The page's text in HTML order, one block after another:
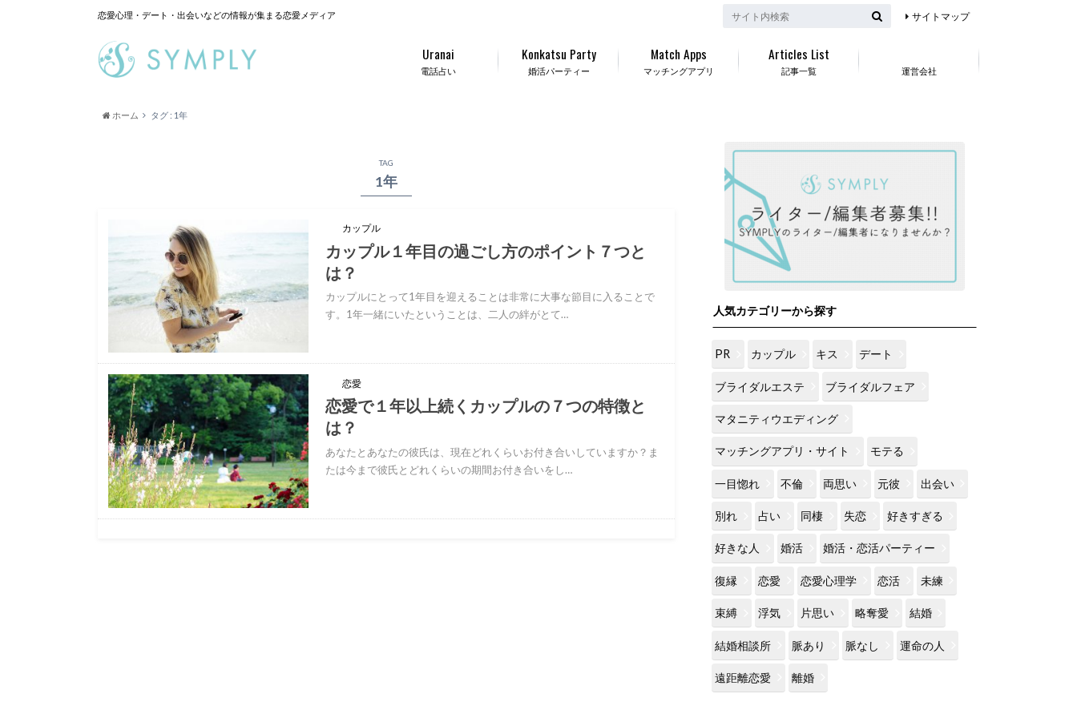
恋愛心理・デート・出会いなどの情報が集まる恋愛メディア サイトマップ
電話占い
Uranai
婚活パーティー
Konkatsu Party
マッチングアプリ
Match Apps
記事一覧
Articles List
運営会社
ホーム タグ : 1年
TAG
1年
カップル
カップル１年目の過ごし方のポイント７つと
は？
カップルにとって1年目を迎えることは非常に大事な節目に入ることで
す。1年一緒にいたということは、二人の絆がとて…
恋愛
恋愛で１年以上続くカップルの７つの特徴と
は？
あなたとあなたの彼氏は、現在どれくらいお付き合いしていますか？ま
たは今まで彼氏とどれくらいの期間お付き合いをし…
人気カテゴリーから探す
PR カップル キス デート
ブライダルエステ ブライダルフェア
マタニティウエディング
マッチングアプリ・サイト モテる
一目惚れ 不倫 両思い 元彼 出会い
別れ 占い 同棲 失恋 好きすぎる
好きな人 婚活 婚活・恋活パーティー
復縁 恋愛 恋愛心理学 恋活 未練
束縛 浮気 片思い 略奪愛 結婚
結婚相談所 脈あり 脈なし 運命の人
遠距離恋愛 離婚